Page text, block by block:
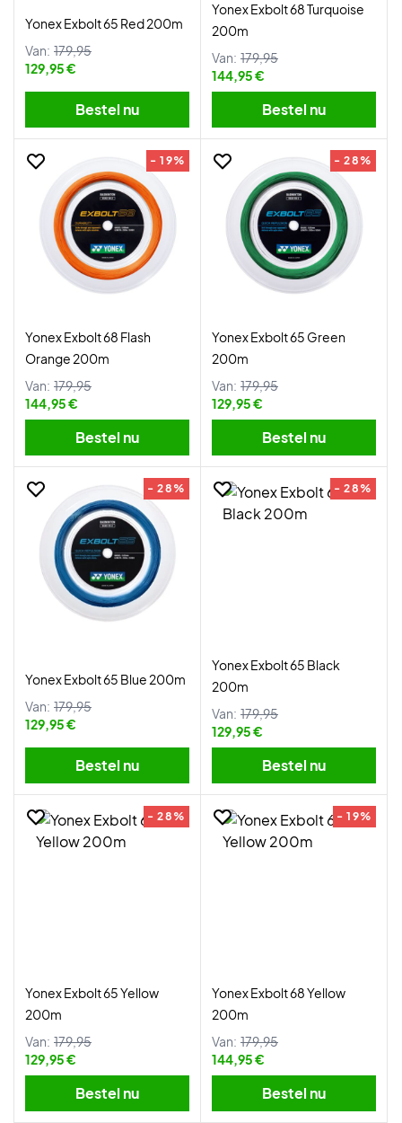
Yonex Exbolt 65 Red 200m
Van: 179,95
129,95 €
Bestel nu
Yonex Exbolt 68 Turquoise
200m
Van: 179,95
144,95 €
Bestel nu
- 19%
Yonex Exbolt 68 Flash
Orange 200m
Van: 179,95
144,95 €
Bestel nu
- 28%
Yonex Exbolt 65 Green
200m
Van: 179,95
129,95 €
Bestel nu
- 28%
Yonex Exbolt 65 Blue 200m
Van: 179,95
129,95 €
Bestel nu
- 28%
Yonex Exbolt 65 Black
200m
Van: 179,95
129,95 €
Bestel nu
- 28%
Yonex Exbolt 65 Yellow
200m
Van: 179,95
129,95 €
Bestel nu
- 19%
Yonex Exbolt 68 Yellow
200m
Van: 179,95
144,95 €
Bestel nu